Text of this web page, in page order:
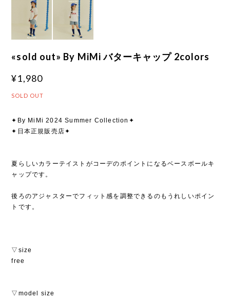
«sold out» By MiMi バターキャップ 2colors
¥1,980
SOLD OUT
✦By MiMi 2024 Summer Collection✦
✦日本正規販売店✦
夏らしいカラーテイストがコーデのポイントになるベースボールキ
ャップです。
後ろのアジャスターでフィット感を調整できるのもうれしいポイン
トです。
▽size
free
▽model size